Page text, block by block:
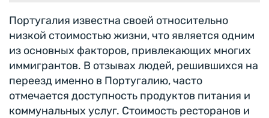
Португалия известна своей относительно
низкой стоимостью жизни, что является одним
из основных факторов, привлекающих многих
иммигрантов. В отзывах людей, решившихся на
переезд именно в Португалию, часто
отмечается доступность продуктов питания и
коммунальных услуг. Стоимость ресторанов и